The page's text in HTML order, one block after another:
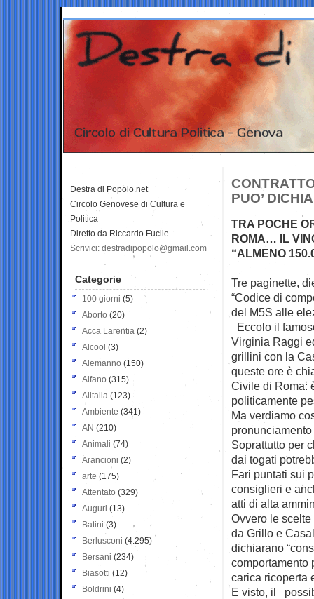
PUO’
TRA POCHE
ROMA… IL
“ALMENO
Tre paginette,
“Codice di
del M5S alle
Eccolo il
Virginia Raggi
grillini con la
queste ore è
Civile di Roma:
politicamente
Ma verdiamo
Soprattutto per
dai togati
Fari puntati sui
consiglieri e
atti di alta
Ovvero le
da Grillo e
dichiarano
comportamento
carica ricoperta
E visto, il
Destra di Popolo.net
Circolo Genovese di Cultura e
Politica
Diretto da Riccardo Fucile
Scrivici: destradipopolo@gmail.com
Categorie
100 giorni (5)
Aborto (20)
Acca Larentia (2)
Alcool (3)
Alemanno (150)
Alfano (315)
Alitalia (123)
Ambiente (341)
AN (210)
Animali (74)
Arancioni (2)
arte (175)
Attentato (329)
Auguri (13)
Batini (3)
Berlusconi (4.295)
Bersani (234)
Biasotti (12)
Boldrini (4)